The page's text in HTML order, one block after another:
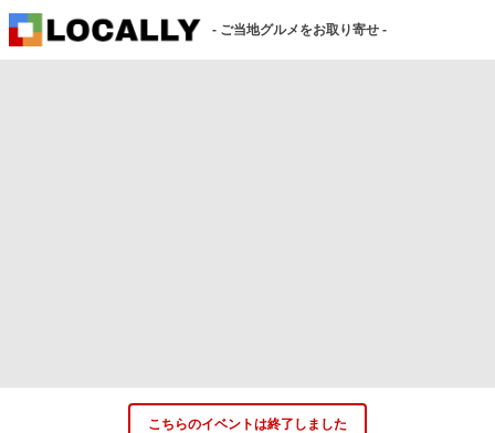
- ご当地グルメをお取り寄せ -
こちらのイベントは終了しました